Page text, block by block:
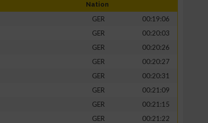
Nation
GER
00:19:06
GER
00:20:03
GER
00:20:26
GER
00:20:27
GER
00:20:31
GER
00:21:09
GER
00:21:15
GER
00:21:22